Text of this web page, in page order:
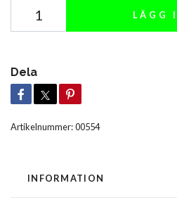
LÄGG
Dela
Artikelnummer:00554
INFORMATION